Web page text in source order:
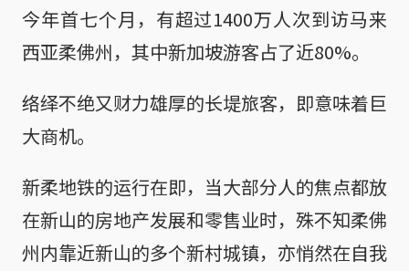
今年首七个月，有超过1400万人次到访马来
西亚柔佛州，其中新加坡游客占了近80%。
络绎不绝又财力雄厚的长堤旅客，即意味着巨
大商机。
新柔地铁的运行在即，当大部分人的焦点都放
在新山的房地产发展和零售业时，殊不知柔佛
州内靠近新山的多个新村城镇，亦悄然在自我